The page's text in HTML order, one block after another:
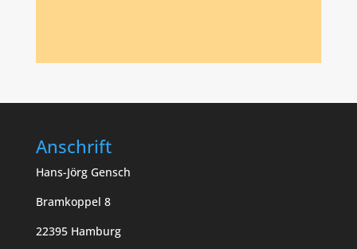
Anschrift
Hans-Jörg Gensch
Bramkoppel 8
22395 Hamburg